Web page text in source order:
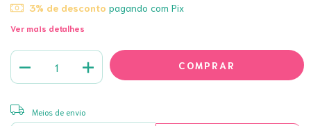
3% de desconto pagando com Pix
Ver mais detalhes
Entregas para o CEP:
Meios de envio